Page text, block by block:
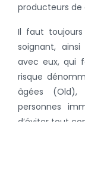
producteurs de
Il faut
soignant,
avec eux, qui
risque
âgées (Old),
personnes
d’éviter tout